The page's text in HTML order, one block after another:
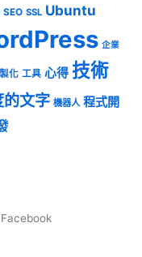
SEO SSL Ubuntu
企業
化 工具 心得 技術
文字 機器人 程式開
Facebook